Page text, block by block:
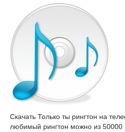
Скачать Только ты рингтон на
любимый рингтон можно из 50000